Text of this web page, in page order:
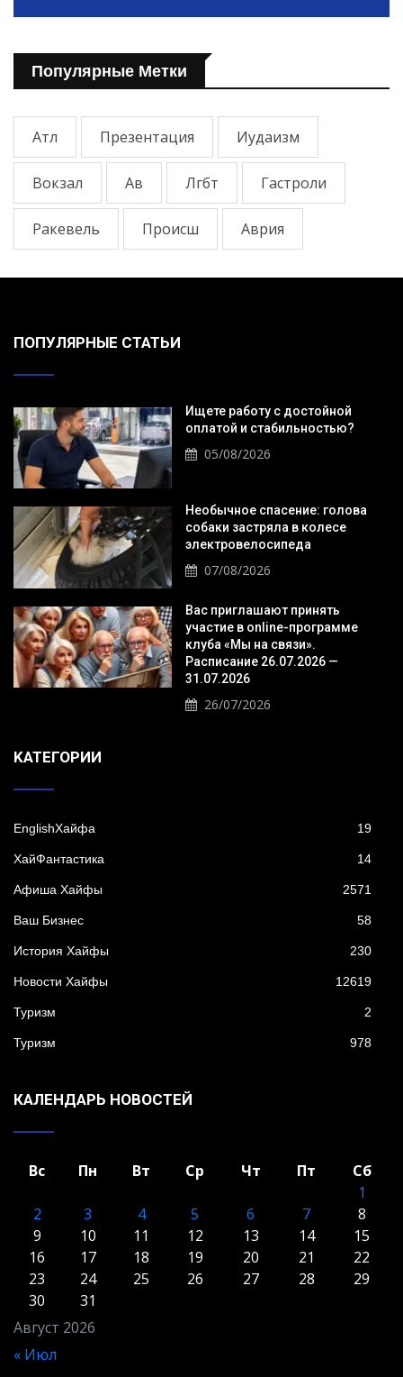
Популярные Метки
Атл Презентация Иудаизм
Вокзал Ав Лгбт Гастроли
Ракевель Происш Аврия
ПОПУЛЯРНЫЕ СТАТЬИ
Ищете работу с достойной
оплатой и стабильностью?
05/08/2026
Необычное спасение: голова
собаки застряла в колесе
электровелосипеда
07/08/2026
Вас приглашают принять
участие в online-программе
клуба «Мы на связи».
Расписание 26.07.2026 —
31.07.2026
26/07/2026
KАТЕГОРИИ
EnglishХайфа 19
XайФантастика 14
Афиша Хайфы 2571
Ваш Бизнес 58
История Хайфы 230
Новости Хайфы 12619
Туризм 2
Туризм 978
КАЛЕНДАРЬ НОВОСТЕЙ
Август 2026
Вс Пн Вт Ср Чт Пт
Сб
1
2
3 4 5 6 7
8
9
10 11 12 13 14
15
16
17 18 19 20 21
22
23
24 25 26 27 28
29
30
31
« Июл